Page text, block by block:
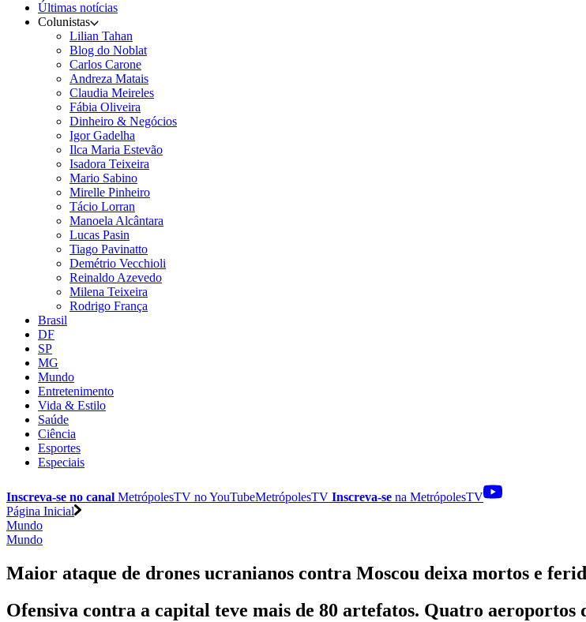
Últimas notícias
Colunistas
Lilian Tahan
Blog do Noblat
Carlos Carone
Andreza Matais
Claudia Meireles
Fábia Oliveira
Dinheiro & Negócios
Igor Gadelha
Ilca Maria Estevão
Isadora Teixeira
Mario Sabino
Mirelle Pinheiro
Tácio Lorran
Manoela Alcântara
Lucas Pasin
Tiago Pavinatto
Demétrio Vecchioli
Reinaldo Azevedo
Milena Teixeira
Rodrigo França
Brasil
DF
SP
MG
Mundo
Entretenimento
Vida & Estilo
Saúde
Ciência
Esportes
Especiais
Inscreva-se no canal MetrópolesTV noYouTubeMetrópolesTV Inscreva-se na MetrópolesTV
Página Inicial
Mundo
Mundo
Maior ataque de drones ucranianos contra Moscou deixa mortos e
Ofensiva contra a capital teve mais de 80 artefatos. Quatro aeroportos